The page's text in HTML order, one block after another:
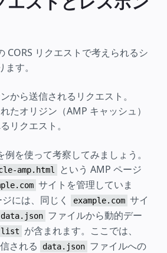
CORS リクエストで考えられるシ
す。
から送信されるリクエスト。
たオリジン（AMP キャッシュ）
リクエスト。
を使って考察してみましょう。
amp.html
という AMP ページ
サイトを管理していま
には、同じく
example.com サイ
data.json ファイルから動的デー
list
が含まれます。ここでは、
される
data.json ファイルへの